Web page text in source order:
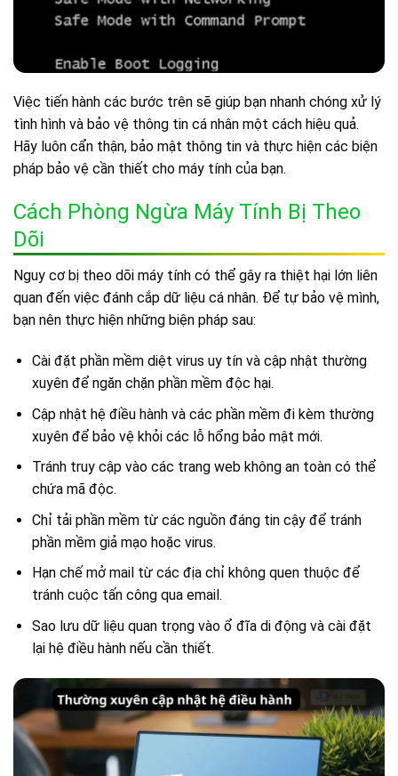
Việc tiến hành các bước trên sẽ giúp bạn nhanh chóng xử lý
tình hình và bảo vệ thông tin cá nhân một cách hiệu quả.
Hãy luôn cẩn thận, bảo mật thông tin và thực hiện các biện
pháp bảo vệ cần thiết cho máy tính của bạn.
Cách Phòng Ngừa Máy Tính Bị Theo
Dõi
Nguy cơ bị theo dõi máy tính có thể gây ra thiệt hại lớn liên
quan đến việc đánh cắp dữ liệu cá nhân. Để tự bảo vệ mình,
bạn nên thực hiện những biện pháp sau:
Cài đặt phần mềm diệt virus uy tín và cập nhật thường
xuyên để ngăn chặn phần mềm độc hại.
Cập nhật hệ điều hành và các phần mềm đi kèm thường
xuyên để bảo vệ khỏi các lỗ hổng bảo mật mới.
Tránh truy cập vào các trang web không an toàn có thể
chứa mã độc.
Chỉ tải phần mềm từ các nguồn đáng tin cậy để tránh
phần mềm giả mạo hoặc virus.
Hạn chế mở mail từ các địa chỉ không quen thuộc để
tránh cuộc tấn công qua email.
Sao lưu dữ liệu quan trọng vào ổ đĩa di động và cài đặt
lại hệ điều hành nếu cần thiết.